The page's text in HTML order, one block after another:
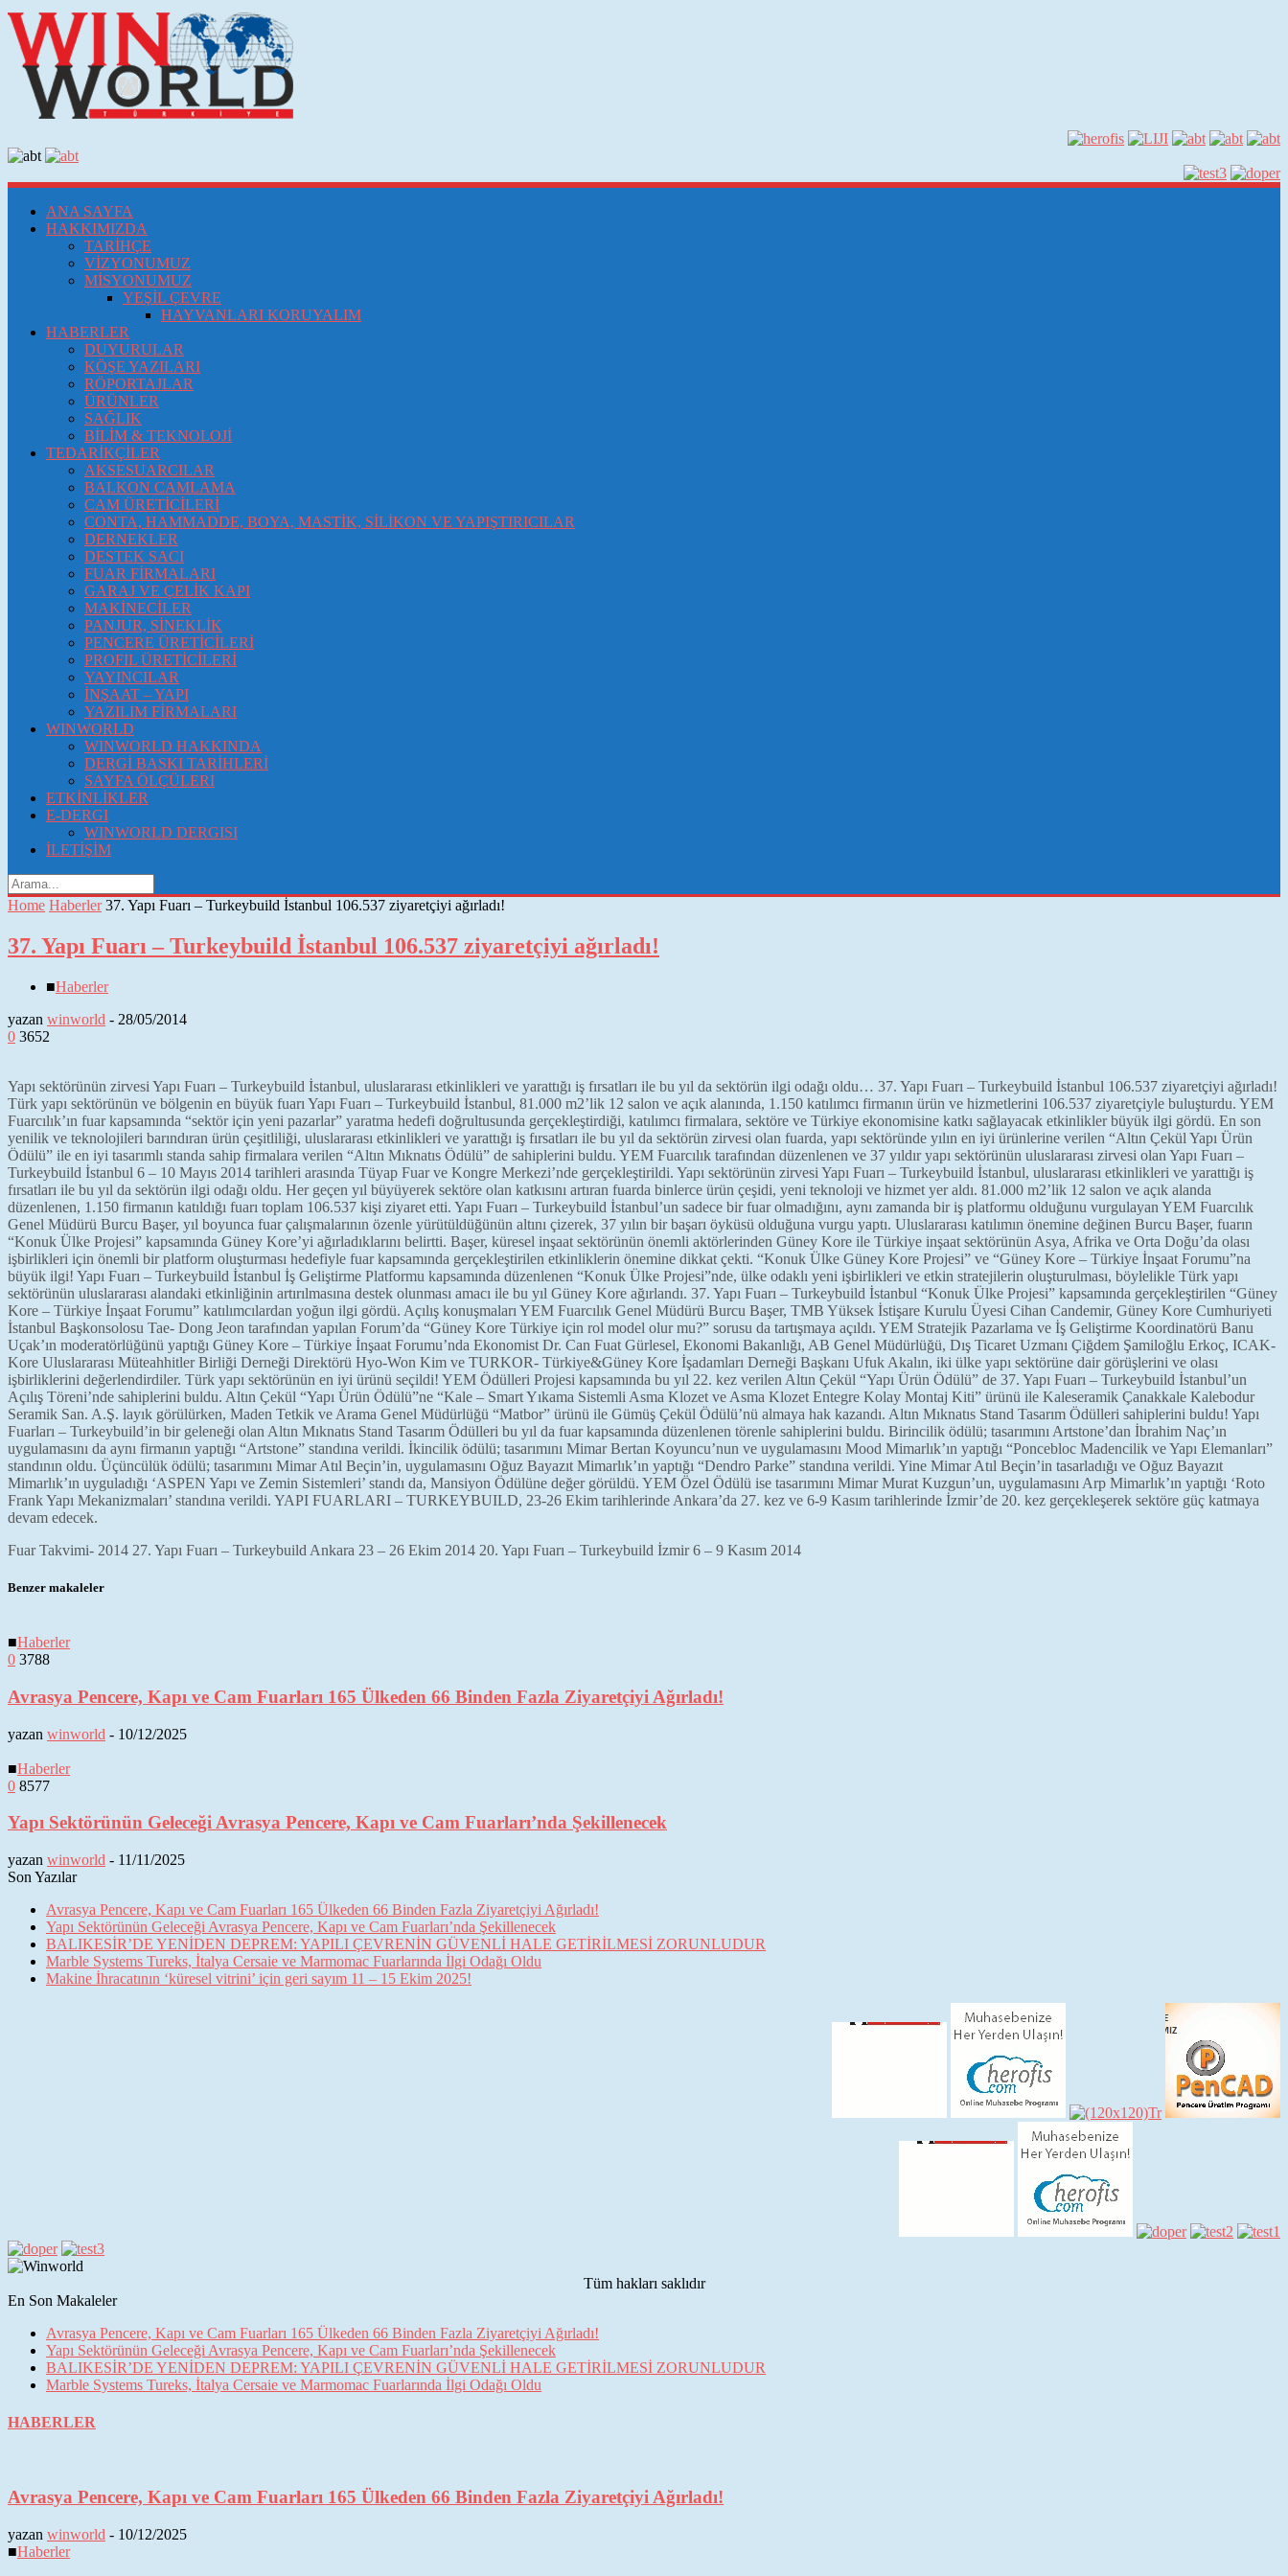
ANA SAYFA
HAKKIMIZDA
TARİHÇE
VİZYONUMUZ
MİSYONUMUZ
YEŞİL ÇEVRE
HAYVANLARI KORUYALIM
HABERLER
DUYURULAR
KÖŞE YAZILARI
RÖPORTAJLAR
ÜRÜNLER
SAĞLIK
BİLİM & TEKNOLOJİ
TEDARİKÇİLER
AKSESUARCILAR
BALKON CAMLAMA
CAM ÜRETİCİLERİ
CONTA, HAMMADDE, BOYA, MASTİK, SİLİKON VE YAPIŞTIRICILAR
DERNEKLER
DESTEK SACI
FUAR FİRMALARI
GARAJ VE ÇELİK KAPI
MAKİNECİLER
PANJUR, SİNEKLİK
PENCERE ÜRETİCİLERİ
PROFIL ÜRETİCİLERİ
YAYINCILAR
İNŞAAT – YAPI
YAZILIM FİRMALARI
WINWORLD
WINWORLD HAKKINDA
DERGİ BASKI TARİHLERİ
SAYFA ÖLÇÜLERI
ETKİNLİKLER
E-DERGI
WINWORLD DERGISI
İLETİŞİM
Home Haberler 37. Yapı Fuarı – Turkeybuild İstanbul 106.537 ziyaretçiyi ağırladı!
37. Yapı Fuarı – Turkeybuild İstanbul 106.537 ziyaretçiyi ağırladı!
■Haberler
yazan winworld - 28/05/2014
0 3652
Yapı sektörünün zirvesi Yapı Fuarı – Turkeybuild İstanbul, uluslararası etkinlikleri ve yarattığı iş fırsatları ile bu yıl da sektörün ilgi odağı oldu… 37. Yapı Fuarı – Turkeybuild İstanbul 106.537 ziyaretçiyi ağırladı!
Türk yapı sektörünün ve bölgenin en büyük fuarı Yapı Fuarı – Turkeybuild İstanbul, 81.000 m2’lik 12 salon ve açık alanında, 1.150 katılımcı firmanın ürün ve hizmetlerini 106.537 ziyaretçiyle buluşturdu. YEM
Fuarcılık’ın fuar kapsamında “sektör için yeni pazarlar” yaratma hedefi doğrultusunda gerçekleştirdiği, katılımcı firmalara, sektöre ve Türkiye ekonomisine katkı sağlayacak etkinlikler büyük ilgi gördü. En son
yenilik ve teknolojileri barındıran ürün çeşitliliği, uluslararası etkinlikleri ve yarattığı iş fırsatları ile bu yıl da sektörün zirvesi olan fuarda, yapı sektöründe yılın en iyi ürünlerine verilen “Altın Çekül Yapı Ürün
Ödülü” ile en iyi tasarımlı standa sahip firmalara verilen “Altın Mıknatıs Ödülü” de sahiplerini buldu. YEM Fuarcılık tarafından düzenlenen ve 37 yıldır yapı sektörünün uluslararası zirvesi olan Yapı Fuarı –
Turkeybuild İstanbul 6 – 10 Mayıs 2014 tarihleri arasında Tüyap Fuar ve Kongre Merkezi’nde gerçekleştirildi. Yapı sektörünün zirvesi Yapı Fuarı – Turkeybuild İstanbul, uluslararası etkinlikleri ve yarattığı iş
fırsatları ile bu yıl da sektörün ilgi odağı oldu. Her geçen yıl büyüyerek sektöre olan katkısını artıran fuarda binlerce ürün çeşidi, yeni teknoloji ve hizmet yer aldı. 81.000 m2’lik 12 salon ve açık alanda
düzenlenen, 1.150 firmanın katıldığı fuarı toplam 106.537 kişi ziyaret etti. Yapı Fuarı – Turkeybuild İstanbul’un sadece bir fuar olmadığını, aynı zamanda bir iş platformu olduğunu vurgulayan YEM Fuarcılık
Genel Müdürü Burcu Başer, yıl boyunca fuar çalışmalarının özenle yürütüldüğünün altını çizerek, 37 yılın bir başarı öyküsü olduğuna vurgu yaptı. Uluslararası katılımın önemine değinen Burcu Başer, fuarın
“Konuk Ülke Projesi” kapsamında Güney Kore’yi ağırladıklarını belirtti. Başer, küresel inşaat sektörünün önemli aktörlerinden Güney Kore ile Türkiye inşaat sektörünün Asya, Afrika ve Orta Doğu’da olası
işbirlikleri için önemli bir platform oluşturması hedefiyle fuar kapsamında gerçekleştirilen etkinliklerin önemine dikkat çekti. “Konuk Ülke Güney Kore Projesi” ve “Güney Kore – Türkiye İnşaat Forumu”na
büyük ilgi! Yapı Fuarı – Turkeybuild İstanbul İş Geliştirme Platformu kapsamında düzenlenen “Konuk Ülke Projesi”nde, ülke odaklı yeni işbirlikleri ve etkin stratejilerin oluşturulması, böylelikle Türk yapı
sektörünün uluslararası alandaki etkinliğinin artırılmasına destek olunması amacı ile bu yıl Güney Kore ağırlandı. 37. Yapı Fuarı – Turkeybuild İstanbul “Konuk Ülke Projesi” kapsamında gerçekleştirilen “Güney
Kore – Türkiye İnşaat Forumu” katılımcılardan yoğun ilgi gördü. Açılış konuşmaları YEM Fuarcılık Genel Müdürü Burcu Başer, TMB Yüksek İstişare Kurulu Üyesi Cihan Candemir, Güney Kore Cumhuriyeti
İstanbul Başkonsolosu Tae- Dong Jeon tarafından yapılan Forum’da “Güney Kore Türkiye için rol model olur mu?” sorusu da tartışmaya açıldı. YEM Stratejik Pazarlama ve İş Geliştirme Koordinatörü Banu
Uçak’ın moderatörlüğünü yaptığı Güney Kore – Türkiye İnşaat Forumu’nda Ekonomist Dr. Can Fuat Gürlesel, Ekonomi Bakanlığı, AB Genel Müdürlüğü, Dış Ticaret Uzmanı Çiğdem Şamiloğlu Erkoç, ICAK-
Kore Uluslararası Müteahhitler Birliği Derneği Direktörü Hyo-Won Kim ve TURKOR- Türkiye&Güney Kore İşadamları Derneği Başkanı Ufuk Akalın, iki ülke yapı sektörüne dair görüşlerini ve olası
işbirliklerini değerlendirdiler. Türk yapı sektörünün en iyi ürünü seçildi! YEM Ödülleri Projesi kapsamında bu yıl 22. kez verilen Altın Çekül “Yapı Ürün Ödülü” de 37. Yapı Fuarı – Turkeybuild İstanbul’un
Açılış Töreni’nde sahiplerini buldu. Altın Çekül “Yapı Ürün Ödülü”ne “Kale – Smart Yıkama Sistemli Asma Klozet ve Asma Klozet Entegre Kolay Montaj Kiti” ürünü ile Kaleseramik Çanakkale Kalebodur
Seramik San. A.Ş. layık görülürken, Maden Tetkik ve Arama Genel Müdürlüğü “Matbor” ürünü ile Gümüş Çekül Ödülü’nü almaya hak kazandı. Altın Mıknatıs Stand Tasarım Ödülleri sahiplerini buldu! Yapı
Fuarları – Turkeybuild’in bir geleneği olan Altın Mıknatıs Stand Tasarım Ödülleri bu yıl da fuar kapsamında düzenlenen törenle sahiplerini buldu. Birincilik ödülü; tasarımını Artstone’dan İbrahim Naç’ın
uygulamasını da aynı firmanın yaptığı “Artstone” standına verildi. İkincilik ödülü; tasarımını Mimar Bertan Koyuncu’nun ve uygulamasını Mood Mimarlık’ın yaptığı “Poncebloc Madencilik ve Yapı Elemanları”
standının oldu. Üçüncülük ödülü; tasarımını Mimar Atıl Beçin’in, uygulamasını Oğuz Bayazıt Mimarlık’ın yaptığı “Dendro Parke” standına verildi. Yine Mimar Atıl Beçin’in tasarladığı ve Oğuz Bayazıt
Mimarlık’ın uyguladığı ‘ASPEN Yapı ve Zemin Sistemleri’ standı da, Mansiyon Ödülüne değer görüldü. YEM Özel Ödülü ise tasarımını Mimar Murat Kuzgun’un, uygulamasını Arp Mimarlık’ın yaptığı ‘Roto
Frank Yapı Mekanizmaları’ standına verildi. YAPI FUARLARI – TURKEYBUILD, 23-26 Ekim tarihlerinde Ankara’da 27. kez ve 6-9 Kasım tarihlerinde İzmir’de 20. kez gerçekleşerek sektöre güç katmaya
devam edecek.
Fuar Takvimi- 2014 27. Yapı Fuarı – Turkeybuild Ankara 23 – 26 Ekim 2014 20. Yapı Fuarı – Turkeybuild İzmir 6 – 9 Kasım 2014
Benzer makaleler
■Haberler
0 3788
Avrasya Pencere, Kapı ve Cam Fuarları 165 Ülkeden 66 Binden Fazla Ziyaretçiyi Ağırladı!
yazan winworld - 10/12/2025
■Haberler
0 8577
Yapı Sektörünün Geleceği Avrasya Pencere, Kapı ve Cam Fuarları’nda Şekillenecek
yazan winworld - 11/11/2025
Son Yazılar
Avrasya Pencere, Kapı ve Cam Fuarları 165 Ülkeden 66 Binden Fazla Ziyaretçiyi Ağırladı!
Yapı Sektörünün Geleceği Avrasya Pencere, Kapı ve Cam Fuarları’nda Şekillenecek
BALIKESİR’DE YENİDEN DEPREM: YAPILI ÇEVRENİN GÜVENLİ HALE GETİRİLMESİ ZORUNLUDUR
Marble Systems Tureks, İtalya Cersaie ve Marmomac Fuarlarında İlgi Odağı Oldu
Makine İhracatının ‘küresel vitrini’ için geri sayım 11 – 15 Ekim 2025!
Tüm hakları saklıdır
En Son Makaleler
Avrasya Pencere, Kapı ve Cam Fuarları 165 Ülkeden 66 Binden Fazla Ziyaretçiyi Ağırladı!
Yapı Sektörünün Geleceği Avrasya Pencere, Kapı ve Cam Fuarları’nda Şekillenecek
BALIKESİR’DE YENİDEN DEPREM: YAPILI ÇEVRENİN GÜVENLİ HALE GETİRİLMESİ ZORUNLUDUR
Marble Systems Tureks, İtalya Cersaie ve Marmomac Fuarlarında İlgi Odağı Oldu
HABERLER
Avrasya Pencere, Kapı ve Cam Fuarları 165 Ülkeden 66 Binden Fazla Ziyaretçiyi Ağırladı!
yazan winworld - 10/12/2025
■Haberler